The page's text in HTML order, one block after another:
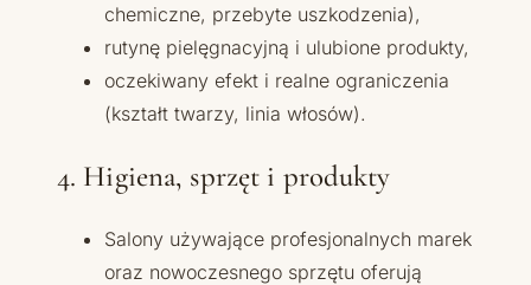
chemiczne, przebyte uszkodzenia),
rutynę pielęgnacyjną i ulubione produkty,
oczekiwany efekt i realne ograniczenia
(kształt twarzy, linia włosów).
4. Higiena, sprzęt i produkty
Salony używające profesjonalnych marek
oraz nowoczesnego sprzętu oferują